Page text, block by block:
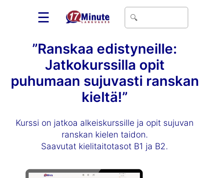
☰
”Ranskaa edistyneille:
Jatkokurssilla opit
puhumaan sujuvasti ranskan
kieltä!”
Kurssi on jatkoa alkeiskurssille ja opit sujuvan
ranskan kielen taidon.
Saavutat kielitaitotasot B1 ja B2.